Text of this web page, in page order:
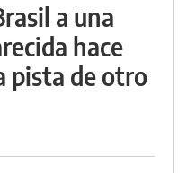
a una
hace
pista de otro